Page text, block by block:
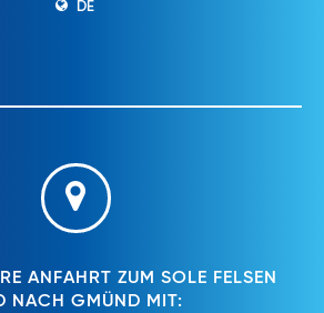
DE
ANFAHRT ZUM SOLE FELSEN
NACH GMÜND MIT: